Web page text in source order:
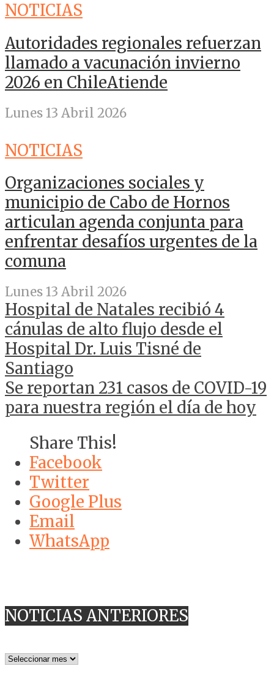
NOTICIAS
Autoridades regionales refuerzan
llamado a vacunación invierno
2026 en ChileAtiende
Lunes 13 Abril 2026
NOTICIAS
Organizaciones sociales y
municipio de Cabo de Hornos
articulan agenda conjunta para
enfrentar desafíos urgentes de la
comuna
Lunes 13 Abril 2026
Hospital de Natales recibió 4
cánulas de alto flujo desde el
Hospital Dr. Luis Tisné de
Santiago
Se reportan 231 casos de COVID-19
para nuestra región el día de hoy
Share This!
Facebook
Twitter
Google Plus
Email
WhatsApp
NOTICIAS ANTERIORES
NOTICIAS